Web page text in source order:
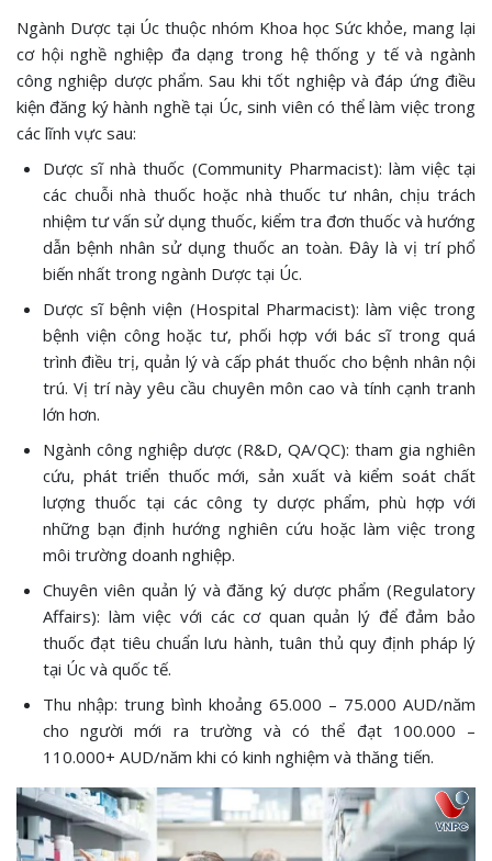
Ngành Dược tại Úc thuộc nhóm Khoa học Sức khỏe, mang lại
cơ hội nghề nghiệp đa dạng trong hệ thống y tế và ngành
công nghiệp dược phẩm. Sau khi tốt nghiệp và đáp ứng điều
kiện đăng ký hành nghề tại Úc, sinh viên có thể làm việc trong
các lĩnh vực sau:
Dược sĩ nhà thuốc (Community Pharmacist): làm việc tại
các chuỗi nhà thuốc hoặc nhà thuốc tư nhân, chịu trách
nhiệm tư vấn sử dụng thuốc, kiểm tra đơn thuốc và hướng
dẫn bệnh nhân sử dụng thuốc an toàn. Đây là vị trí phổ
biến nhất trong ngành Dược tại Úc.
Dược sĩ bệnh viện (Hospital Pharmacist): làm việc trong
bệnh viện công hoặc tư, phối hợp với bác sĩ trong quá
trình điều trị, quản lý và cấp phát thuốc cho bệnh nhân nội
trú. Vị trí này yêu cầu chuyên môn cao và tính cạnh tranh
lớn hơn.
Ngành công nghiệp dược (R&D, QA/QC): tham gia nghiên
cứu, phát triển thuốc mới, sản xuất và kiểm soát chất
lượng thuốc tại các công ty dược phẩm, phù hợp với
những bạn định hướng nghiên cứu hoặc làm việc trong
môi trường doanh nghiệp.
Chuyên viên quản lý và đăng ký dược phẩm (Regulatory
Affairs): làm việc với các cơ quan quản lý để đảm bảo
thuốc đạt tiêu chuẩn lưu hành, tuân thủ quy định pháp lý
tại Úc và quốc tế.
Thu nhập: trung bình khoảng 65.000 – 75.000 AUD/năm
cho người mới ra trường và có thể đạt 100.000 –
110.000+ AUD/năm khi có kinh nghiệm và thăng tiến.